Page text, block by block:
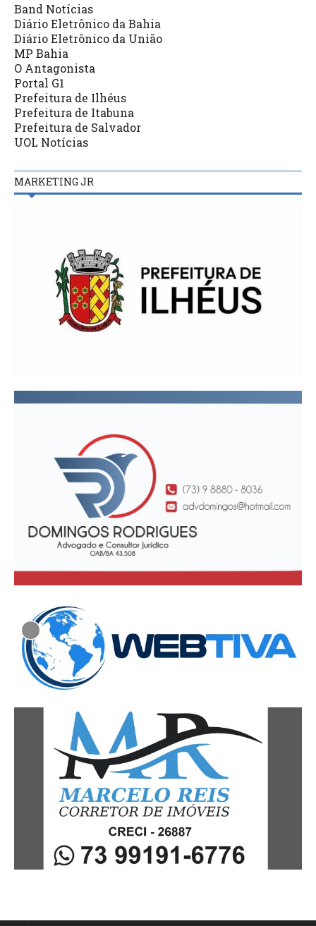
Band Notícias
Diário Eletrônico da Bahia
Diário Eletrônico da União
MP Bahia
O Antagonista
Portal G1
Prefeitura de Ilhéus
Prefeitura de Itabuna
Prefeitura de Salvador
UOL Notícias
MARKETING JR